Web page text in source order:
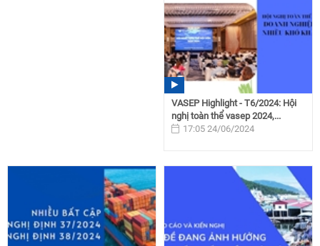
VASEP Highlight - T6/2024: Hội
nghị toàn thể vasep 2024,...
17:05 24/06/2024